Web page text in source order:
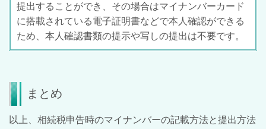
提出することができ、その場合はマイナンバーカード
に搭載されている電子証明書などで本人確認ができる
ため、本人確認書類の提示や写しの提出は不要です。
まとめ
以上、相続税申告時のマイナンバーの記載方法と提出方法